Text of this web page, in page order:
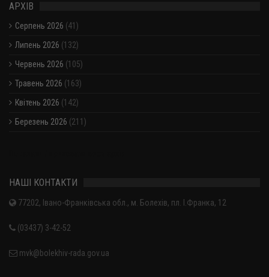
АРХІВ
Серпень 2026 (41)
Липень 2026 (132)
Червень 2026 (105)
Травень 2026 (163)
Квітень 2026 (142)
Березень 2026 (211)
НАШІ КОНТАКТИ
77202, Івано-Франківська обл., м. Болехів, пл. І.Франка, 12
(03437) 3-42-52
mvk@bolekhiv-rada.gov.ua